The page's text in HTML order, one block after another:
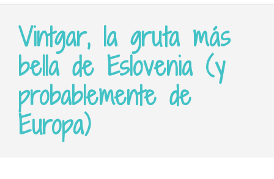
Vintgar, la gruta más
bella de Eslovenia (y
probablemente de
Europa)